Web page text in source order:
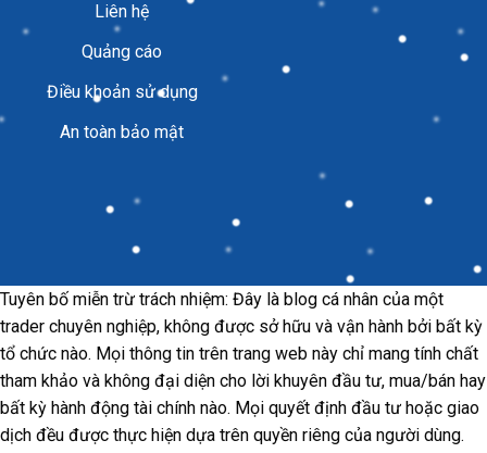
Liên hệ
Quảng cáo
Điều khoản sử dụng
An toàn bảo mật
Tuyên bố miễn trừ trách nhiệm: Đây là blog cá nhân của một
trader chuyên nghiệp, không được sở hữu và vận hành bởi bất kỳ
tổ chức nào. Mọi thông tin trên trang web này chỉ mang tính chất
tham khảo và không đại diện cho lời khuyên đầu tư, mua/bán hay
bất kỳ hành động tài chính nào. Mọi quyết định đầu tư hoặc giao
dịch đều được thực hiện dựa trên quyền riêng của người dùng.